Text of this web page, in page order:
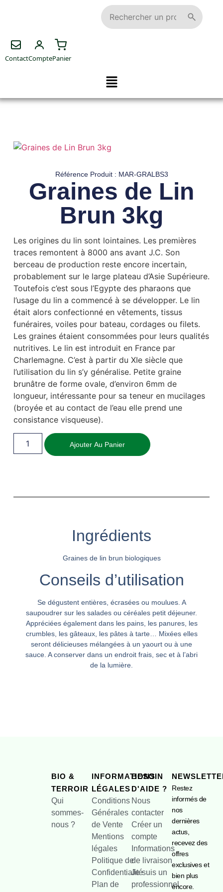
ContactComptePanier
Référence Produit : MAR-GRALBS3
Graines de Lin
Brun 3kg
Les origines du lin sont lointaines. Les premières
traces remontent à 8000 ans avant J.C. Son
berceau de production reste encore incertain,
probablement sur le large plateau d’Asie Supérieure.
Toutefois c’est sous l’Egypte des pharaons que
l’usage du lin a commencé à se développer. Le lin
était alors confectionné en vêtements, tissus
funéraires, voiles pour bateau, cordages ou filets.
Les graines étaient consommées pour leurs qualités
nutritives. Le lin est introduit en France par
Charlemagne. C’est à partir du XIe siècle que
l’utilisation du lin s’y généralise. Petite graine
brunâtre de forme ovale, d’environ 6mm de
longueur, intéressante pour sa teneur en mucilages
(broyée et au contact de l’eau elle prend une
consistance visqueuse).
Ajouter Au Panier
Ingrédients
Graines de lin brun biologiques
Conseils d’utilisation
Se dégustent entières, écrasées ou moulues. A
saupoudrer sur les salades ou céréales petit déjeuner.
Appréciées également dans les pains, les panures, les
crumbles, les gâteaux, les pâtes à tarte… Mixées elles
seront délicieuses mélangées à un yaourt ou à une
sauce. A conserver dans un endroit frais, sec et à l’abri
de la lumière.
BIO &
TERROIR
Qui
sommes-
nous ?
INFORMATIONS
LÉGALES
Conditions
Générales
de Vente
Mentions
légales
Politique de
Confidentialité
Plan de
BESOIN
D'AIDE ?
Nous
contacter
Créer un
compte
Informations
de livraison
Je suis un
professionnel
Restez
informés de
nos
dernières
actus,
recevez des
offres
exclusives et
bien plus
encore.